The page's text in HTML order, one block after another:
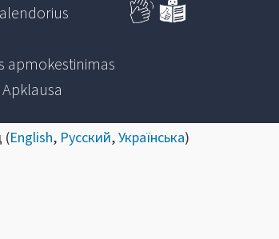
apmokestinimas
(English, Русский,Українська)